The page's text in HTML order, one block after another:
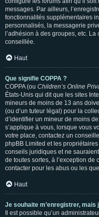
messages. Par ailleurs,
fonctionnalités supplémentaires
personnalisés, la messagerie
l’adhésion à des groupes, etc.
conseillée.
Haut
Que signifie COPPA ?
COPPA (ou Children’s Online
États-Unis qui dit que les sites
mineurs de moins de 13 ans
(ou d’un tuteur légal) pour la
d’identifier un mineur de moins
s’applique à vous, lorsque vous
votre place, contactez un
phpBB Limited et les
conseils juridiques et ne
de toutes sortes, à l’exception
contacter pour les abus ou les
Haut
Je souhaite m’enregistrer, mais
Il est possible qu’un